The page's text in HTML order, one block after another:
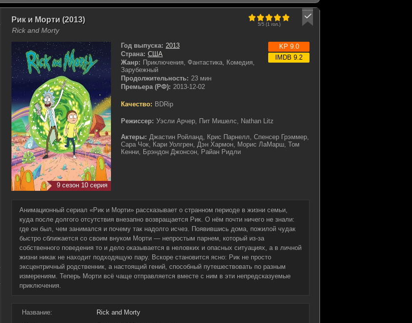
Рик и Морти (2013)
5/5 (1гол.)
Rick and Morty
9 сезон 10 серия
KP 9.0
IMDB 9.2
Год выпуска: 2013
Страна: США
Жанр: Приключения, Фантастика, Комедия,
Зарубежный
Продолжительность: 23 мин
Премьера (РФ): 2013-12-02
Качество: BDRip
Режиссер: Уэсли Арчер, Пит Мишелс, Nathan Litz
Актеры: Джастин Ройланд, Крис Парнелл, Спенсер Грэммер,
Сара Чок, Кари Уолгрен, Дэн Хармон, Морис ЛаМарш, Том
Кенни, Брэндон Джонсон, Райан Ридли
Анимационный сериал «Рик и Морти» рассказывает о странном периоде в жизни семьи,
куда после долгого отсутствия внезапно возвращается Рик. О нём почти ничего не знали:
где он был, чем занимался и почему так надолго исчез. Появившись дома, пожилой чудак
быстро сближается со своим внуком Морти — непростым парнем, который из-за
собственного поведения то и дело оказывается в неловких и опасных ситуациях, а в личной
жизни никак не находит подходящую пару. Вскоре становится ясно: Рик не просто
эксцентричный родственник, а настоящий гений, способный путешествовать по разным
измерениям. Теперь Морти всё чаще отправляется вместе с ним в эти непредсказуемые
приключения.
Название:
Rick and Morty